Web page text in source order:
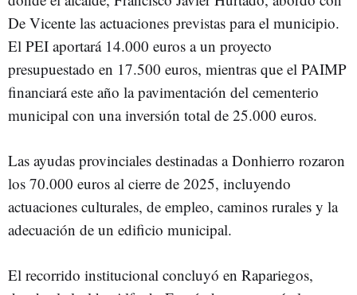
De Vicente las actuaciones previstas para el municipio.
El PEI aportará 14.000 euros a un proyecto
presupuestado en 17.500 euros, mientras que el PAIMP
financiará este año la pavimentación del cementerio
municipal con una inversión total de 25.000 euros.
Las ayudas provinciales destinadas a Donhierro rozaron
los 70.000 euros al cierre de 2025, incluyendo
actuaciones culturales, de empleo, caminos rurales y la
adecuación de un edificio municipal.
El recorrido institucional concluyó en Rapariegos,